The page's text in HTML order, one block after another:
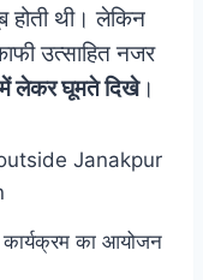
होती थी। लेकिन
उत्साहित नजर
में लेकर घूमते दिखे।
का आयोजन